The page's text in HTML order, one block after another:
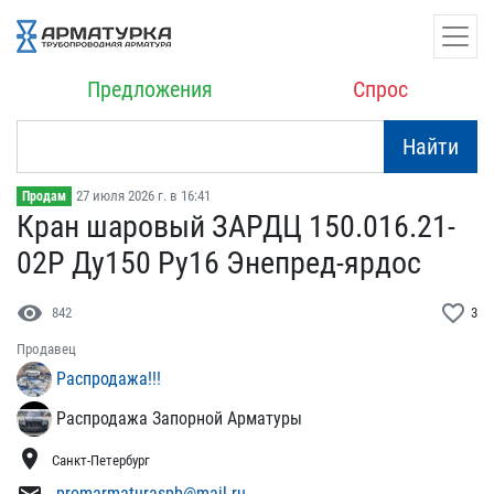
Предложения Спрос
Найти
Продам 27 июля 2026 г. в 16:41
Кран шаровый ЗАРДЦ 150.0​16.21-
02Р Ду150 Ру16 Эне​пред-ярдос
visibility 842 favorite_border 3
Продавец
Распродажа!!!
Распродажа Запорной Арматуры
location_on Санкт-Петербург